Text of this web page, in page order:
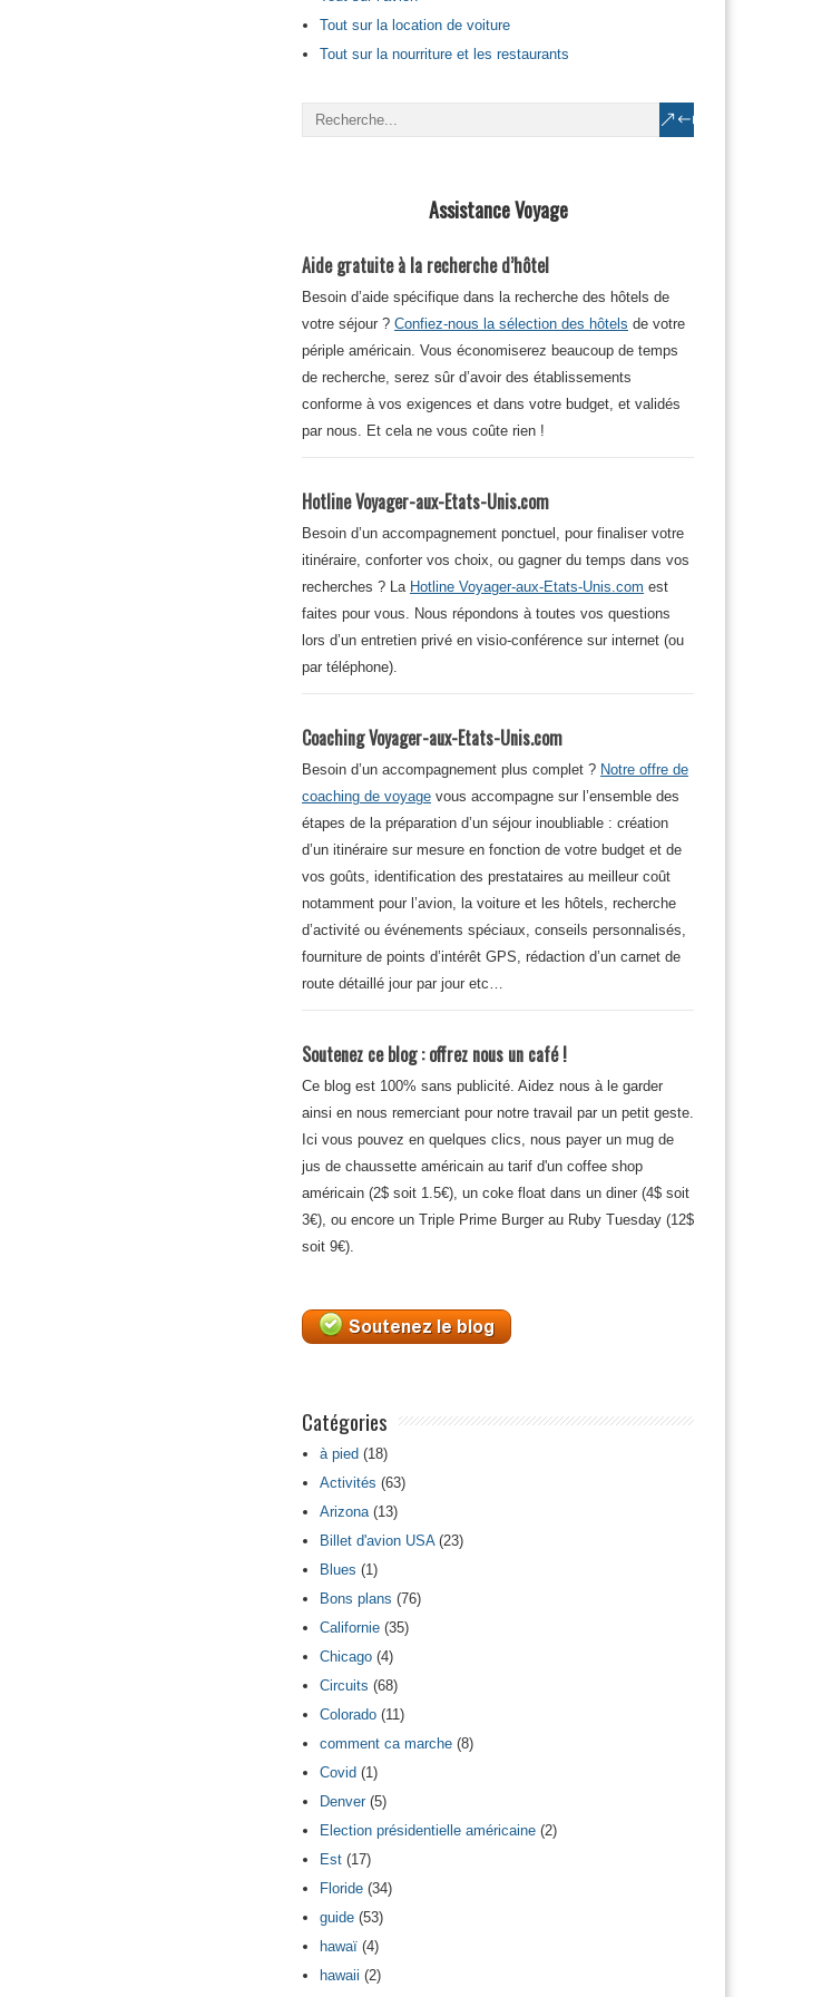
Tout sur la location de voiture
Tout sur la nourriture et les restaurants
Assistance Voyage
Aide gratuite à la recherche d’hôtel
Besoin d’aide spécifique dans la recherche des hôtels de
votre séjour ? Confiez-nous la sélection des hôtels de votre
périple américain. Vous économiserez beaucoup de temps
de recherche, serez sûr d’avoir des établissements
conforme à vos exigences et dans votre budget, et validés
par nous. Et cela ne vous coûte rien !
Hotline Voyager-aux-Etats-Unis.com
Besoin d’un accompagnement ponctuel, pour finaliser votre
itinéraire, conforter vos choix, ou gagner du temps dans vos
recherches ? La Hotline Voyager-aux-Etats-Unis.com est
faites pour vous. Nous répondons à toutes vos questions
lors d’un entretien privé en visio-conférence sur internet (ou
par téléphone).
Coaching Voyager-aux-Etats-Unis.com
Besoin d’un accompagnement plus complet ? Notre offre de
coaching de voyage vous accompagne sur l’ensemble des
étapes de la préparation d’un séjour inoubliable : création
d’un itinéraire sur mesure en fonction de votre budget et de
vos goûts, identification des prestataires au meilleur coût
notamment pour l’avion, la voiture et les hôtels, recherche
d’activité ou événements spéciaux, conseils personnalisés,
fourniture de points d’intérêt GPS, rédaction d’un carnet de
route détaillé jour par jour etc…
Soutenez ce blog : offrez nous un café !
Ce blog est 100% sans publicité. Aidez nous à le garder
ainsi en nous remerciant pour notre travail par un petit geste.
Ici vous pouvez en quelques clics, nous payer un mug de
jus de chaussette américain au tarif d'un coffee shop
américain (2$ soit 1.5€), un coke float dans un diner (4$ soit
3€), ou encore un Triple Prime Burger au Ruby Tuesday (12$
soit 9€).
Catégories
à pied (18)
Activités (63)
Arizona(13)
Billet d'avion USA(23)
Blues (1)
Bons plans (76)
Californie (35)
Chicago (4)
Circuits (68)
Colorado (11)
comment ca marche (8)
Covid (1)
Denver(5)
Election présidentielle américaine (2)
Est (17)
Floride (34)
guide (53)
hawaï (4)
hawaii (2)